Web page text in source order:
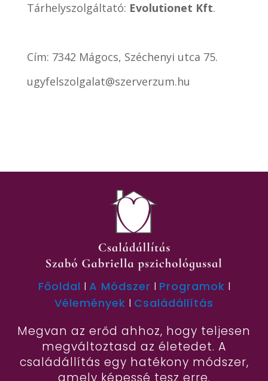
Tárhelyszolgáltató: Evolutionet Kft.
Cím: 7342 Mágocs, Széchenyi utca 75.
ugyfelszolgalat@szerverzum.hu
Főoldal I A Módszer I Programok I
Vélemények I Családállítás
Megvan az erőd ahhoz, hogy teljesen
megváltoztasd az életedet. A
családállítás egy hatékony módszer,
amely képessé tesz erre.